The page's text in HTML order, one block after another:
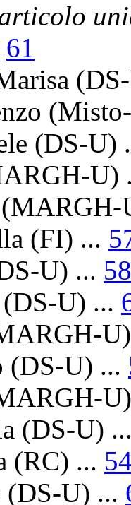
61
(DS-U)
U)
(FI) ...
U) ... 58
(DS-U) ...
(DS-U) ...
(DS-U)
(RC) ...
(DS-U) ...